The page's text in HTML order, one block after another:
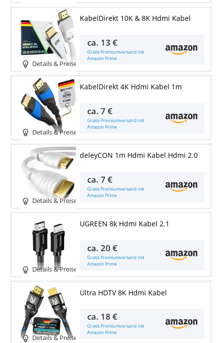
Details & Preise
KabelDirekt 10K & 8K Hdmi Kabel
ca. 13 €
Gratis Premiumversand mit
Amazon Prime
Details & Preise
KabelDirekt 4K Hdmi Kabel 1m
ca.7 €
Gratis Premiumversand mit
Amazon Prime
Details & Preise
deleyCON 1m Hdmi Kabel Hdmi 2.0
ca.7 €
Gratis Premiumversand mit
Amazon Prime
Details & Preise
UGREEN 8k Hdmi Kabel 2.1
ca.20 €
Gratis Premiumversand mit
Amazon Prime
Details & Preise
Ultra HDTV 8K Hdmi Kabel
ca. 18 €
Gratis Premiumversand mit
Amazon Prime